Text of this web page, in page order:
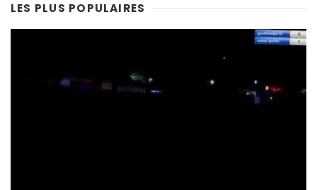
LES PLUS POPULAIRES